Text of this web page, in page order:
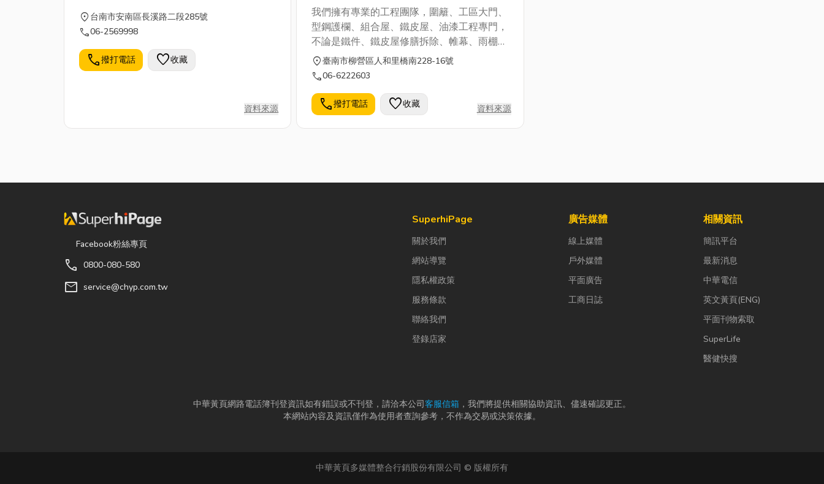
location_on 台南市安南區長溪路二段285號
call06-2569998
call撥打電話 favorite收藏
資料來源
我們擁有專業的工程團隊，圍籬、工區大門、
型鋼護欄、組合屋、鐵皮屋、油漆工程專門，
不論是鐵件、鐵皮屋修膳拆除、帷幕、雨棚、
金屬樓梯、鋁門窗、白鐵等均有服務。 工廠
在台南,全台各縣市均可服務，一通電話，場
堪報價，價格公道，技術專業。
location_on臺南市柳營區人和里橋南228-16號
call06-6222603
call撥打電話 favorite收藏 資料來源
Facebook粉絲專頁
call 0800-080-580
mail service@chyp.com.tw
SuperhiPage
關於我們
網站導覽
隱私權政策
服務條款
聯絡我們
登錄店家
廣告媒體
線上媒體
戶外媒體
平面廣告
工商日誌
相關資訊
簡訊平台
最新消息
中華電信
英文黃頁(ENG)
平面刊物索取
SuperLife
醫健快搜
中華黃頁網路電話簿刊登資訊如有錯誤或不刊登，請洽本公司客服信箱 ，我們將提供相關協助資訊、儘速確認更正。
本網站內容及資訊僅作為使用者查詢參考，不作為交易或決策依據。
中華黃頁多媒體整合行銷股份有限公司 © 版權所有